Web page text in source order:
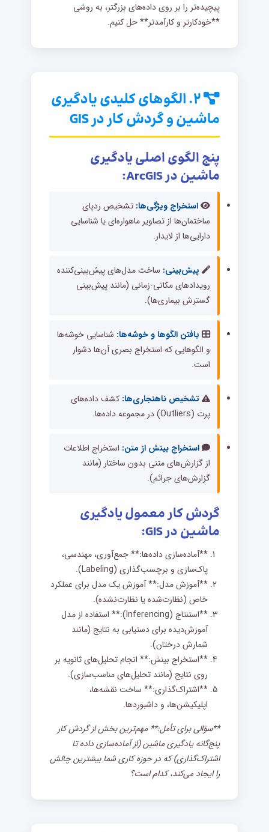
پیچیده‌تر را بر روی داده‌های بزرگتر، به روشی
**خودکارتر و کارآمدتر** حل کنیم.
۲. الگوهای کلیدی یادگیری
ماشین و گردش کار در GIS
پنج الگوی اصلی یادگیری
ماشین در ArcGIS:
استخراج ویژگی‌ها: تشخیص ردپای
ساختمان‌ها از تصاویر ماهواره‌ای یا شناسایی
دارایی‌ها از لایدار.
پیش‌بینی: ساخت مدل‌های پیش‌بینی‌کننده
رویدادهای مکانی-زمانی (مانند پیش‌بینی
گسترش بیماری‌ها).
یافتن الگوها و خوشه‌ها: شناسایی خوشه‌ها
و الگوهایی که استخراج بصری آن‌ها دشوار
است.
تشخیص ناهنجاری‌ها: کشف داده‌های
پرت (Outliers) در مجموعه داده‌ها.
استخراج بینش از متن: استخراج اطلاعات
از گزارش‌های متنی بدون ساختار (مانند
گزارش‌های جرائم).
گردش کار معمول یادگیری
ماشین در GIS:
**آماده‌سازی داده‌ها:** جمع‌آوری، مهندسی،
پاک‌سازی و برچسب‌گذاری (Labeling).
**آموزش مدل:** آموزش یک مدل برای عملکرد
خاص (نظارت‌شده یا نظارت‌نشده).
**استنتاج (Inferencing):** استفاده از مدل
آموزش‌دیده برای دستیابی به نتایج (مانند
شمارش درختان).
**استخراج بینش:** انجام تحلیل‌های ثانویه بر
روی نتایج (مانند تحلیل‌های مناسب‌سازی).
**اشتراک‌گذاری:** ساخت نقشه‌ها،
اپلیکیشن‌ها، و داشبوردها.
**سؤالی برای تأمل:** مهم‌ترین بخش از گردش کار
پنج‌گانه یادگیری ماشین (از آماده‌سازی داده تا
اشتراک‌گذاری) که در حوزه کاری شما بیشترین چالش
را ایجاد می‌کند، کدام است؟